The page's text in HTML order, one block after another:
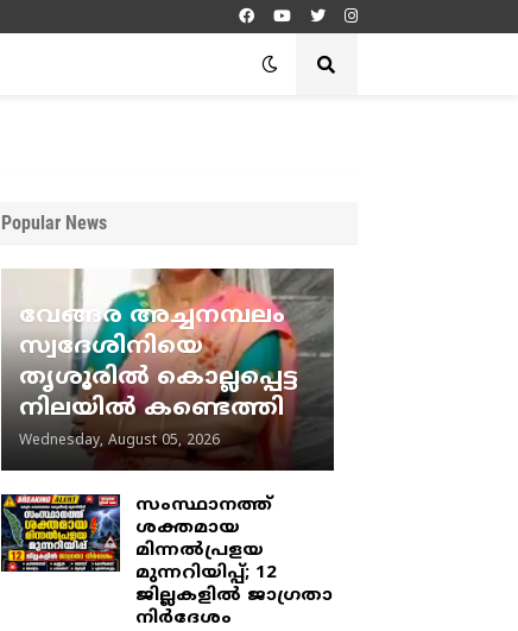
Popular News
വേങ്ങര അച്ചനമ്പലം
സ്വദേശിനിയെ
തൃശൂരിൽ കൊല്ലപ്പെട്ട
നിലയിൽ കണ്ടെത്തി
Wednesday, August 05, 2026
സംസ്ഥാനത്ത്
ശക്തമായ
മിന്നൽപ്രളയ
മുന്നറിയിപ്പ്; 12
ജില്ലകളിൽ ജാഗ്രതാ
നിർദേശം